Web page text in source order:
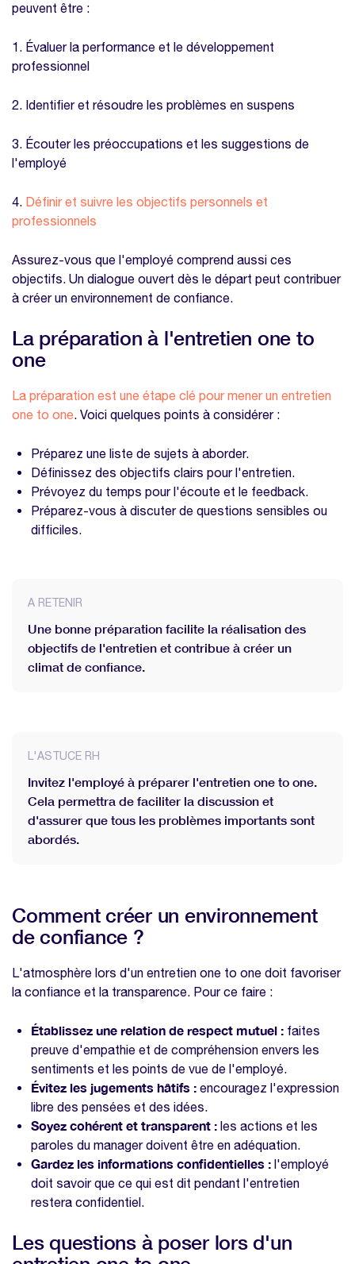
Comment aborder un sujet sensible lors
L'importance du suivi après l'entretien
Quelle est la fréquence idéale pour un
Un entretien one to one remplace-t-il une
évaluation de performance ?
participer à un entretien one to one ?
Nos modèles à télécharger sur la même
Modèle entretien annuel
Modèle évaluation 360
peuvent être :
1. Évaluer la performance et le développement
professionnel
2. Identifier et résoudre les problèmes en suspens
3. Écouter les préoccupations et les suggestions de
l'employé
4. Définir et suivre les objectifs personnels et
professionnels
Assurez-vous que l'employé comprend aussi ces
objectifs. Un dialogue ouvert dès le départ peut contribuer
à créer un environnement de confiance.
La préparation à l'entretien one to
one
La préparation est une étape clé pour mener un entretien
one to one. Voici quelques points à considérer :
Préparez une liste de sujets à aborder.
Définissez des objectifs clairs pour l'entretien.
Prévoyez du temps pour l'écoute et le feedback.
Préparez-vous à discuter de questions sensibles ou
difficiles.
A RETENIR
Une bonne préparation facilite la réalisation des
objectifs de l'entretien et contribue à créer un
climat de confiance.
L'ASTUCE RH
Invitez l'employé à préparer l'entretien one to one.
Cela permettra de faciliter la discussion et
d'assurer que tous les problèmes importants sont
abordés.
Comment créer un environnement
de confiance ?
L'atmosphère lors d'un entretien one to one doit favoriser
la confiance et la transparence. Pour ce faire :
Établissez une relation de respect mutuel : faites
preuve d'empathie et de compréhension envers les
sentiments et les points de vue de l'employé.
Évitez les jugements hâtifs : encouragez l'expression
libre des pensées et des idées.
Soyez cohérent et transparent : les actions et les
paroles du manager doivent être en adéquation.
Gardez les informations confidentielles : l'employé
doit savoir que ce qui est dit pendant l'entretien
restera confidentiel.
Les questions à poser lors d'un